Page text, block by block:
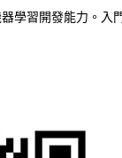
學習開發能力。入